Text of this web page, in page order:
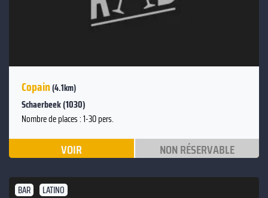
Copain(4.1km)
Schaerbeek (1030)
Nombre de places : 1-30 pers.
VOIR NON RÉSERVABLE
BAR LATINO